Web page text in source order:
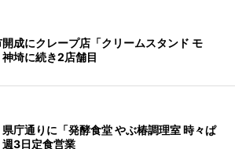
成にクレープ店「クリームスタンド モ
埼に続き2店舗目
庁通りに「発酵食堂 やぶ椿調理室 時々ぱ
3日定食営業